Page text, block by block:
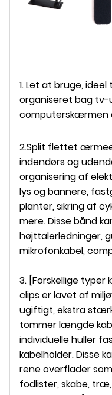
1. Let at bruge,
organiseret bag tv-
computerskærmen
2.Split flettet ærme
indendørs og
organisering af
lys og bannere,
planter, sikring af
mere. Disse bånd
højttalerledninger,
mikrofonkabel,
3. [Forskellige typer
clips er lavet af
ugiftigt, ekstra
tommer længde
individuelle huller
kabelholder. Disse
rene overflader
fodlister, skabe, træ,